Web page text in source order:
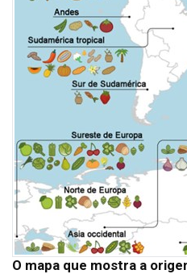
O mapa que mostra a